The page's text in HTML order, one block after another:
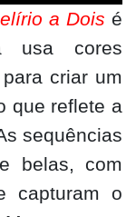
a Dois é
usa cores
criar um
que reflete a
sequências
belas, com
capturam o